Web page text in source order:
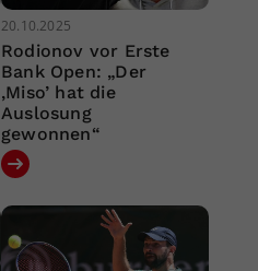
20.10.2025
Rodionov vor Erste
Bank Open: „Der
‚Miso’ hat die
Auslosung
gewonnen“